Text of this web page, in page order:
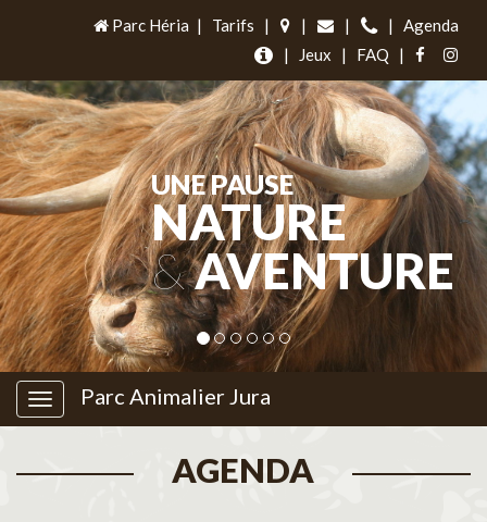
Parc Héria | Tarifs | | | |
Agenda
|
Jeux | FAQ |
UNE PAUSE
NATURE
&AVENTURE
Parc Animalier Jura
AGENDA